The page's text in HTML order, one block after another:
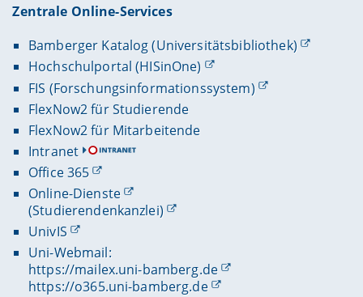
Zentrale Online-Services
Bamberger Katalog (Universitätsbibliothek)
Hochschulportal (HISinOne)
FIS (Forschungsinformationssystem)
FlexNow2 für Studierende
FlexNow2 für Mitarbeitende
Intranet
Office 365
Online-Dienste
(Studierendenkanzlei)
UnivIS
Uni-Webmail:
https://mailex.uni-bamberg.de
https://o365.uni-bamberg.de